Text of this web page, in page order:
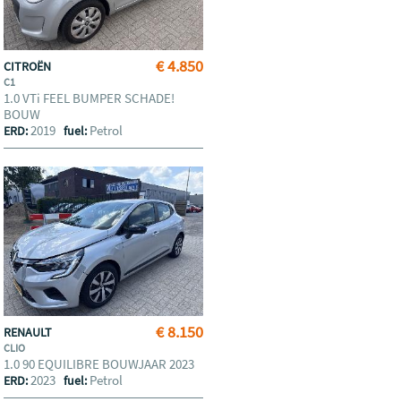
€ 4.850
CITROËN
C1
1.0 VTi FEEL BUMPER SCHADE!
BOUW
ERD:2019fuel: Petrol
€ 8.150
RENAULT
CLIO
1.0 90 EQUILIBRE BOUWJAAR 2023
ERD:2023fuel: Petrol